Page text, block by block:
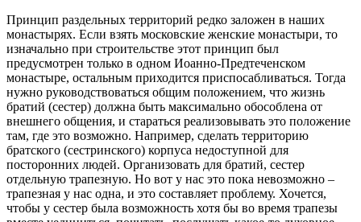
Принцип раздельных территорий редко заложен в наших
монастырях. Если взять московские женские монастыри, то
изначально при строительстве этот принцип был
предусмотрен только в одном Иоанно-Предтеченском
монастыре, остальным приходится приспосабливаться. Тогда
нужно руководствоваться общим положением, что жизнь
братий (сестер) должна быть максимально обособлена от
внешнего общения, и стараться реализовывать это положение
там, где это возможно. Например, сделать территорию
братского (сестринского) корпуса недоступной для
посторонних людей. Организовать для братий, сестер
отдельную трапезную. Но вот у нас это пока невозможно –
трапезная у нас одна, и это составляет проблему. Хочется,
чтобы у сестер была возможность хотя бы во время трапезы